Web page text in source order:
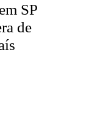
SP
de